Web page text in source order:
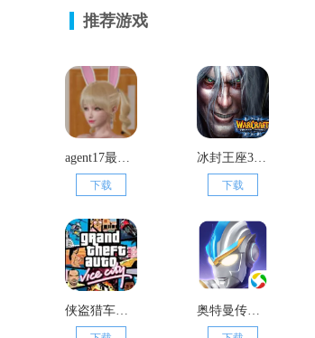
推荐游戏
agent17最新版本
下载
冰封王座3单机版
下载
侠盗猎车手罪恶都市电脑版 奥特曼传奇英雄天诺奥传1.92存档版